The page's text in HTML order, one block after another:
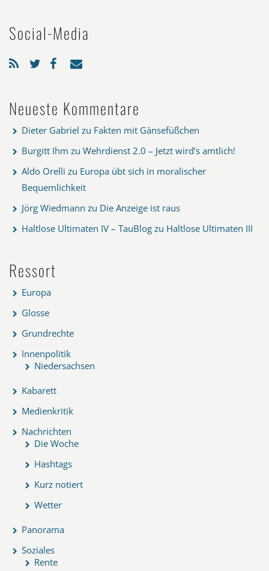
Social-Media
Neueste Kommentare
Dieter Gabriel zu Fakten mit Gänsefüßchen
Burgitt Ihm zu Wehrdienst 2.0 – Jetzt wird’s amtlich!
Aldo Orelli zu Europa übt sich in moralischer
Bequemlichkeit
Jörg Wiedmann zu Die Anzeige ist raus
Haltlose Ultimaten IV – TauBlog zu Haltlose Ultimaten III
Ressort
Europa
Glosse
Grundrechte
Innenpolitik
Niedersachsen
Kabarett
Medienkritik
Nachrichten
Die Woche
Hashtags
Kurz notiert
Wetter
Panorama
Soziales
Rente